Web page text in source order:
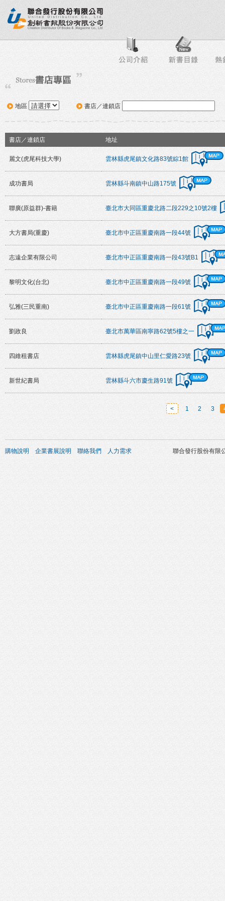
榜 出版社專區 書店專區 目錄下載 會員服務
地區 書店／連鎖店
書店／連鎖店 地址
麗文(虎尾科技大學) 雲林縣虎尾鎮文化路83號綜1館
成功書局 雲林縣斗南鎮中山路175號
聯廣(原益群)-書籍 臺北市大同區重慶北路二段229之10號2樓
大方書局(重慶) 臺北市中正區重慶南路一段44號
志遠企業有限公司 臺北市中正區重慶南路一段43號B1
黎明文化(台北) 臺北市中正區重慶南路一段49號
弘雅(三民重南) 臺北市中正區重慶南路一段61號
劉政良 臺北市萬華區南寧路62號5樓之一
四維租書店 雲林縣虎尾鎮中山里仁愛路23號
新世紀書局 雲林縣斗六市慶生路91號
< 1 2 3
購物說明 企業書展說明 聯絡我們 人力需求 聯合發行股份有限